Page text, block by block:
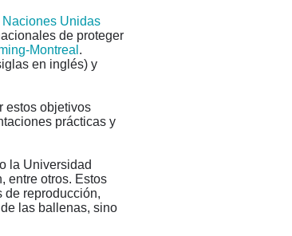
Unidas
de proteger
Montreal .
en inglés) y
estos objetivos
prácticas y
la Universidad
entre otros. Estos
de reproducción,
las ballenas, sino